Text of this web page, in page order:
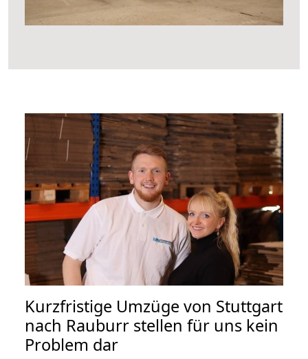
Kurzfristige Umzüge von Stuttgart
nach Rauburr stellen für uns kein
Problem dar